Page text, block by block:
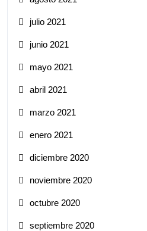
julio 2021
junio 2021
mayo 2021
abril 2021
marzo 2021
enero 2021
diciembre 2020
noviembre 2020
octubre 2020
septiembre 2020